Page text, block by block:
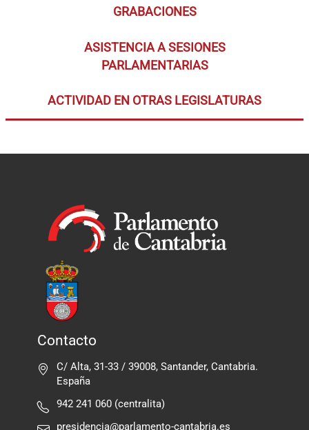
GRABACIONES
ASISTENCIA A SESIONES
PARLAMENTARIAS
ACTIVIDAD EN OTRAS LEGISLATURAS
Contacto
C/ Alta, 31-33 / 39008, Santander, Cantabria.
España
942 241 060 (centralita)
presidencia@parlamento-cantabria.es